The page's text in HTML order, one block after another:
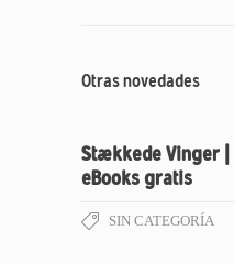
Otras novedades
Stækkede Vinger
eBooks gratis
SIN CATEGORÍA